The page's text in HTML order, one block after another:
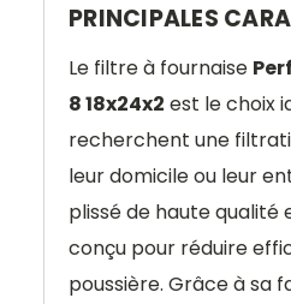
PRINCIPALES
Le filtre à fournaise
8 18x24x2 est le choix
recherchent une
leur domicile ou leur
plissé de haute qualité
conçu pour réduire
poussière. Grâce à sa